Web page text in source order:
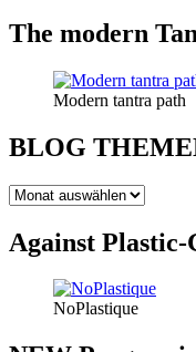
The modern
Modern tantra path
BLOG
BLOG
Against Plastic-
NoPlastique